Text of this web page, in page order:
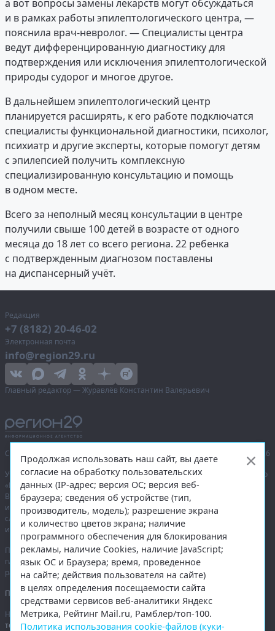
а вот вопросы замены лекарств могут обсуждаться
и в рамках работы эпилептологического центра, —
пояснила врач-невролог. — Специалисты центра
ведут дифференцированную диагностику для
подтверждения или исключения эпилептологической
природы судорог и многое другое.
В дальнейшем эпилептологический центр
планируется расширять, к его работе подключатся
специалисты функциональной диагностики, психолог,
психиатр и другие эксперты, которые помогут детям
с эпилепсией получить комплексную
специализированную консультацию и помощь
в одном месте.
Всего за неполный месяц консультации в центре
получили свыше 100 детей в возрасте от одного
месяца до 18 лет со всего региона. 22 ребенка
с подтвержденным диагнозом поставлены
на диспансерный учёт.
Редакция
+7 (8182) 20-46-02
Электронная почта
info@region29.ru
Главный редактор — Журавлёв Константин Валерьевич
Сетевое издание «Информационное агентство Регион 29»,
© 2016–2026
Учредитель — общество с ограниченной ответственностью «Агентство
«Правда Севера».
Выписка из реестра зарегистрированных средств массовой
информации:ЭЛ № ФС 77-74226 от 09.11.2018 выдано Федеральной
службой по надзору в сфере связи, информационных технологий
и массовых коммуникаций (Роскомнадзор).
При полном или частичном использовании любых материалов
гиперссылка на region29.ruобязательна. Копирование материалов без
разрешения администрации сайта запрещено.
Правовая информация.
На информационном ресурсе применяютсярекомендательные
технологии.
Продолжая использовать наш сайт, вы даете
согласие на обработку пользовательских
данных (IP-адрес; версия ОС; версия веб-
браузера; сведения об устройстве (тип,
производитель, модель); разрешение экрана
и количество цветов экрана; наличие
программного обеспечения для блокирования
рекламы, наличие Cookies, наличие JavaScript;
язык ОС и Браузера; время, проведенное
на сайте; действия пользователя на сайте)
в целях определения посещаемости сайта
средствами сервисов веб-аналитики Яндекс
Метрика, Рейтинг Mail.ru, Рамблер/топ-100.
Политика использования cookie-файлов (куки-